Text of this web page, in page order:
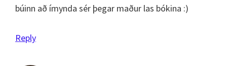
búinn að ímynda sér þegar maður las bókina :)
Reply